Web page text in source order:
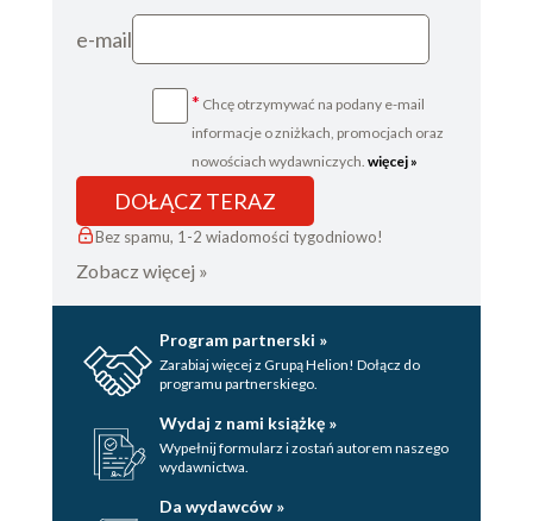
e-mail
* Chcę otrzymywać na podany e-mail
informacje o zniżkach, promocjach oraz
nowościach wydawniczych. więcej »
DOŁĄCZ TERAZ
Bez spamu, 1-2 wiadomości tygodniowo!
Zobacz więcej »
Program partnerski »
Zarabiaj więcej z Grupą Helion! Dołącz do
programu partnerskiego.
Wydaj z nami książkę »
Wypełnij formularz i zostań autorem naszego
wydawnictwa.
Da wydawców »